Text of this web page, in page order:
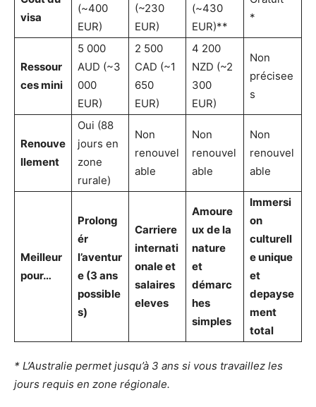
visa
(~400
EUR)
(~230
EUR)
(~430
EUR)**
*
Ressour
ces mini
5 000
AUD (~3
000
EUR)
2 500
CAD (~1
650
EUR)
4 200
NZD (~2
300
EUR)
Non
précisee
s
Renouve
llement
Oui (88
jours en
zone
rurale)
Non
renouvel
able
Non
renouvel
able
Non
renouvel
able
Meilleur
pour…
Prolong
ér
l’aventur
e (3 ans
possible
s)
Carriere
internati
onale et
salaires
eleves
Amoure
ux de la
nature
et
démarc
hes
simples
Immersi
on
culturell
e unique
et
depayse
ment
total
* L’Australie permet jusqu’à 3 ans si vous travaillez les
jours requis en zone régionale.